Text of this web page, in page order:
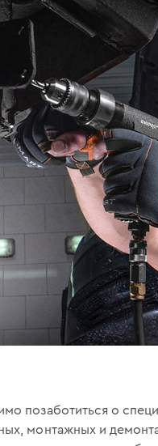
позаботиться о
монтажных и